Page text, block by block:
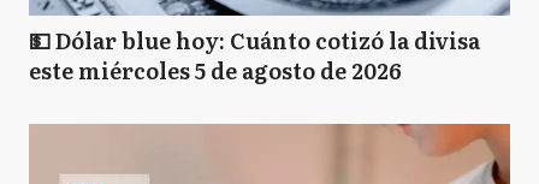
💵 Dólar blue hoy: Cuánto cotizó la divisa
este miércoles 5 de agosto de 2026